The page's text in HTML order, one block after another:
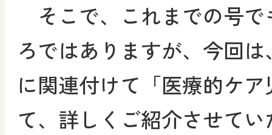
そこで、これまでの号で
ろではありますが、今回
に関連付けて「医療的ケ
て、詳しくご紹介させて